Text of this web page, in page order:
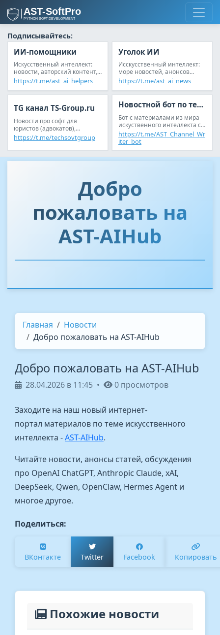
Подписывайтесь:
ИИ-помощники
Искусственный интеллект:
новости, авторский контент,
анонсы статьей, reddit
https://t.me/ast_ai_helpers
Уголок ИИ
Исскусственный интеллект:
море новостей, анонсов
статей и обсуждений
https://t.me/ast_ai_news
TG канал TS-Group.ru
Новости про софт для
юристов (адвокатов),
следователей (дознавателей)
https://t.me/techsovtgroup
Новостной бот по теме ИИ
Бот с материалами из мира
искуственного интеллекта с
возможностью настройки
новостной ленты под себя
https://t.me/AST_Channel_Wr
iter_bot
Добро
пожаловать на
AST-AIHub
Главная
Новости
Добро пожаловать на AST-AIHub
Добро пожаловать на AST-AIHub
28.04.2026 в 11:45 • 0 просмотров
Заходите на наш новый интернет-
портал материалов по теме искусственного
интеллекта -AST-AIHub.
Читайте новости, анонсы статей, обсуждения
про OpenAI ChatGPT, Anthropic Claude, xAI,
DeepSeek, Qwen, OpenClaw, Hermes Agent и
многое другое.
Поделиться:
ВКонтакте Twitter Facebook Копировать
Похожие новости